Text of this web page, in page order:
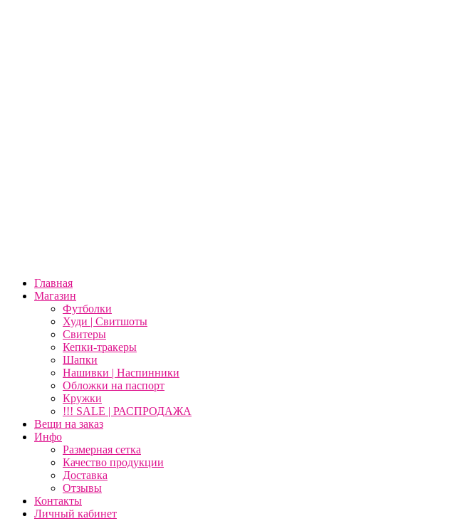
Главная
Магазин
Футболки
Худи | Свитшоты
Свитеры
Кепки-тракеры
Шапки
Нашивки | Наспинники
Обложки на паспорт
Кружки
!!! SALE | РАСПРОДАЖА
Вещи на заказ
Инфо
Размерная сетка
Качество продукции
Доставка
Отзывы
Контакты
Личный кабинет